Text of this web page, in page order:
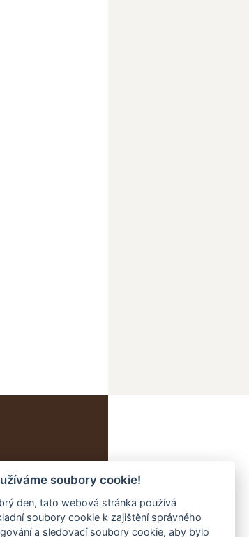
10a, Moravská
56301
soubory cookie!
den, tato webová stránka používá
soubory cookie k zajištění správného
a sledovací soubory cookie, aby bylo